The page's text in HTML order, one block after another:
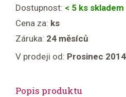
Dostupnost: < 5 ks skladem
Cena za: ks
Záruka: 24 měsíců
V prodeji od: Prosinec 2014
Popis produktu